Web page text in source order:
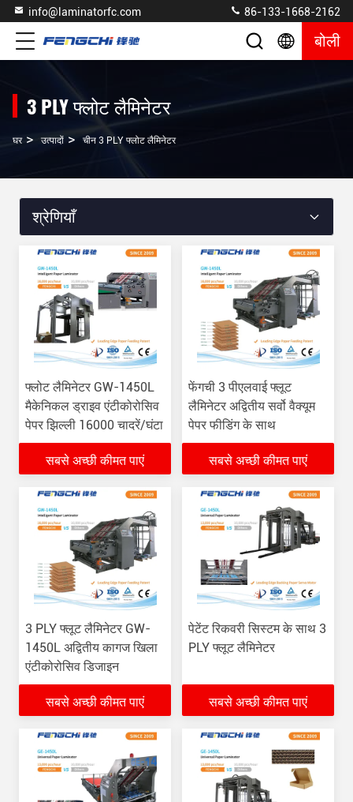
info@laminatorfc.com 86-133-1668-2162
बोली
3 PLY फ्लोट लैमिनेटर
घर > उत्पादों > चीन 3 PLY फ्लोट लैमिनेटर
श्रेणियाँ
फ्लोट लैमिनेटर GW-1450L
मैकेनिकल ड्राइव एंटीकोरोसिव
पेपर झिल्ली 16000 चादरें/घंटा
सबसे अच्छी कीमत पाएं
फेंगची 3 पीएलवाई फ्लूट
लैमिनेटर अद्वितीय सर्वो वैक्यूम
पेपर फीडिंग के साथ
सबसे अच्छी कीमत पाएं
3 PLY फ्लूट लैमिनेटर GW-
1450L अद्वितीय कागज खिला
एंटीकोरोसिव डिजाइन
सबसे अच्छी कीमत पाएं
पेटेंट रिकवरी सिस्टम के साथ 3
PLY फ्लूट लैमिनेटर
सबसे अच्छी कीमत पाएं